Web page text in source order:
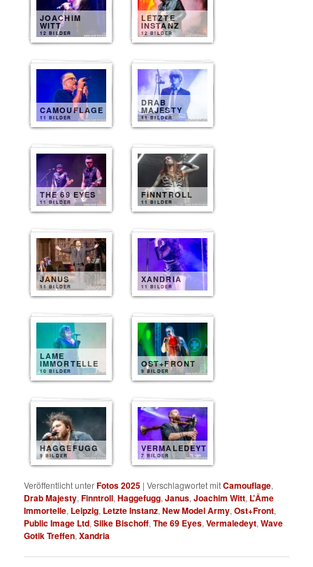
JOACHIM
WITT
12 BILDER
LETZTE
INSTANZ
12 BILDER
CAMOUFLAGE
11 BILDER
DRAB
MAJESTY
11 BILDER
THE 69 EYES
11 BILDER
FINNTROLL
11 BILDER
JANUS
11 BILDER
XANDRIA
11 BILDER
LAME
IMMORTELLE
10 BILDER
OST+FRONT
9 BILDER
HAGGEFUGG
9 BILDER
VERMALEDEYT
7 BILDER
Veröffentlicht unterFotos 2025 |Verschlagwortet mitCamouflage,
Drab Majesty,Finntroll,Haggefugg,Janus,Joachim Witt, L’Âme
Immortelle, Leipzig, Letzte Instanz,New Model Army,Ost+Front,
Public Image Ltd,Silke Bischoff,The 69 Eyes,Vermaledeyt,Wave
Gotik Treffen,Xandria